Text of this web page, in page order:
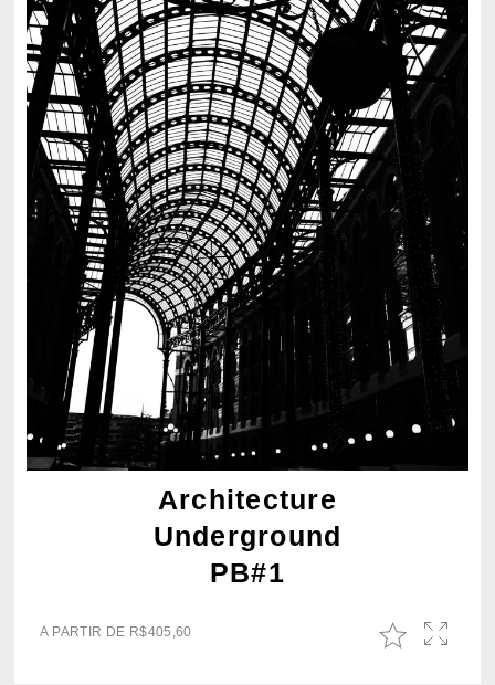
Architecture
Underground
PB#1
A PARTIR DE R$405,60